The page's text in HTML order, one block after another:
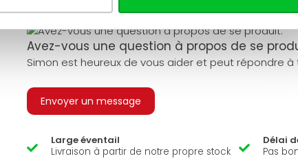
Avez-vous une question à propos de se
Simon est heureux de vous aider et peut répondre
Envoyer un message
Large éventail
Livraison à partir de notre propre stock
Délai
Pas